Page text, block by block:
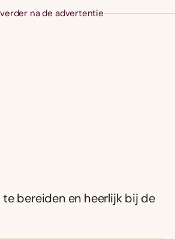
na de advertentie
bereiden en heerlijk bij de